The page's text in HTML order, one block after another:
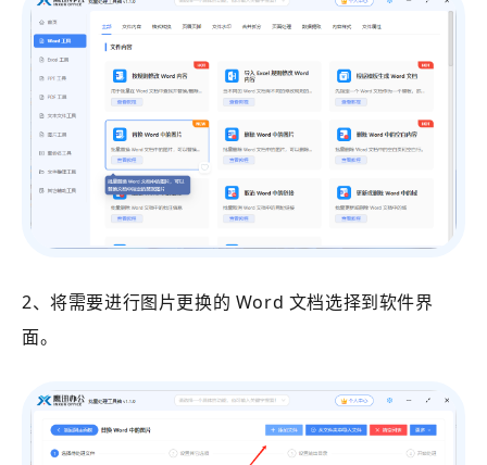
2、将需要进行图片更换的 Word 文档选择到软件界
面。